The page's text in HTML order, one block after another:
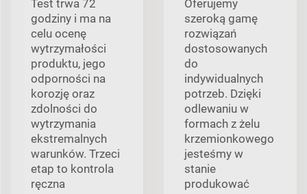
Test trwa 72
godziny i ma na
celu ocenę
wytrzymałości
produktu, jego
odporności na
korozję oraz
zdolności do
wytrzymania
ekstremalnych
warunków. Trzeci
etap to kontrola
ręczna
Oferujemy
szeroką gamę
rozwiązań
dostosowanych
do
indywidualnych
potrzeb. Dzięki
odlewaniu w
formach z żelu
krzemionkowego
jesteśmy w
stanie
produkować